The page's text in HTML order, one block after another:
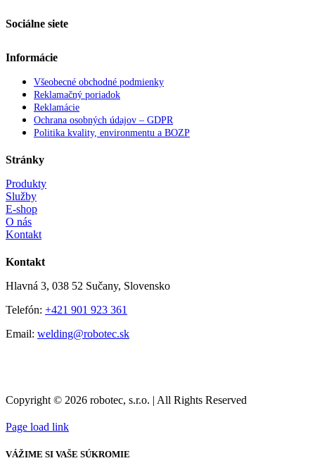
Sociálne siete
Informácie
Všeobecné obchodné podmienky
Reklamačný poriadok
Reklamácie
Ochrana osobných údajov – GDPR
Politika kvality, environmentu a BOZP
Stránky
Produkty
Služby
E-shop
O nás
Kontakt
Kontakt
Hlavná 3, 038 52 Sučany, Slovensko
Telefón: +421 901 923 361
Email: welding@robotec.sk
Copyright © 2026 robotec, s.r.o. | All Rights Reserved
Page load link
VÁŽIME SI VAŠE SÚKROMIE